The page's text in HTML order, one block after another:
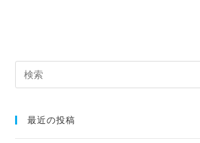
最近の投稿